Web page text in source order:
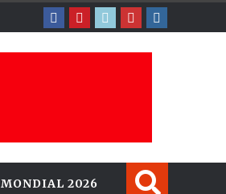
MONDIAL 2026